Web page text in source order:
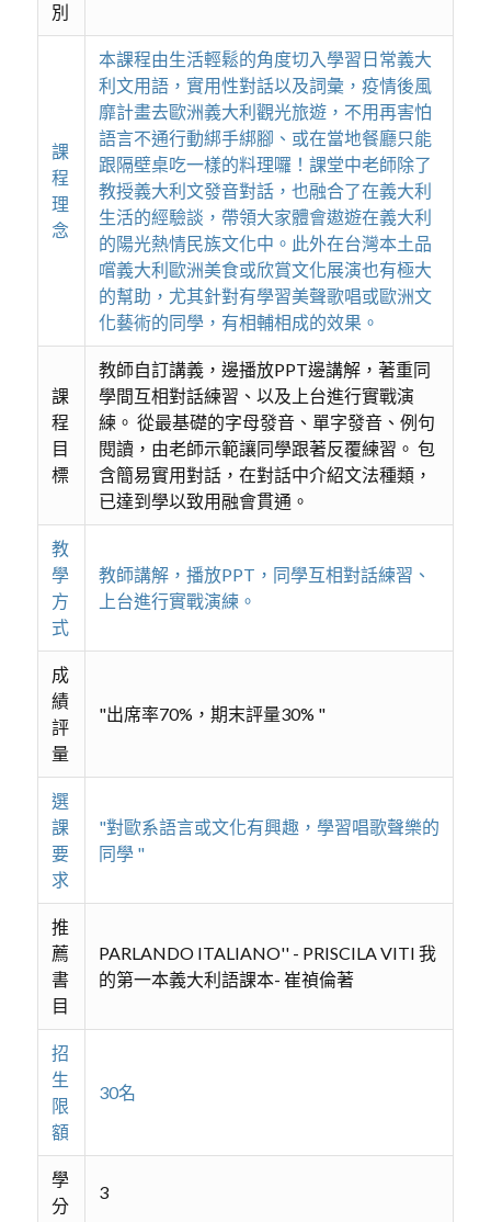
別
課
程
理
念
本課程由生活輕鬆的角度切入學習日常義大
利文用語，實用性對話以及詞彙，疫情後風
靡計畫去歐洲義大利觀光旅遊，不用再害怕
語言不通行動綁手綁腳、或在當地餐廳只能
跟隔壁桌吃一樣的料理囉！課堂中老師除了
教授義大利文發音對話，也融合了在義大利
生活的經驗談，帶領大家體會遨遊在義大利
的陽光熱情民族文化中。此外在台灣本土品
嚐義大利歐洲美食或欣賞文化展演也有極大
的幫助，尤其針對有學習美聲歌唱或歐洲文
化藝術的同學，有相輔相成的效果。
課
程
目
標
教師自訂講義，邊播放PPT邊講解，著重同
學間互相對話練習、以及上台進行實戰演
練。 從最基礎的字母發音、單字發音、例句
閱讀，由老師示範讓同學跟著反覆練習。 包
含簡易實用對話，在對話中介紹文法種類，
已達到學以致用融會貫通。
教
學
方
式
教師講解，播放PPT，同學互相對話練習、
上台進行實戰演練。
成
績
評
量
"出席率70%，期末評量30% "
選
課
要
求
"對歐系語言或文化有興趣，學習唱歌聲樂的
同學 "
推
薦
書
目
PARLANDO ITALIANO'' - PRISCILA VITI 我
的第一本義大利語課本- 崔禎倫著
招
生
限
額
30名
學
分
3